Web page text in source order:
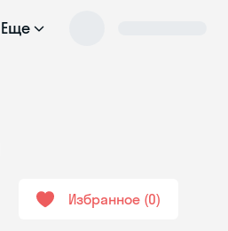
Еще
Избранное 0